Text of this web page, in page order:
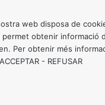
web disposa de
obtenir informació
Per obtenir més
ACCEPTAR - REFUSAR